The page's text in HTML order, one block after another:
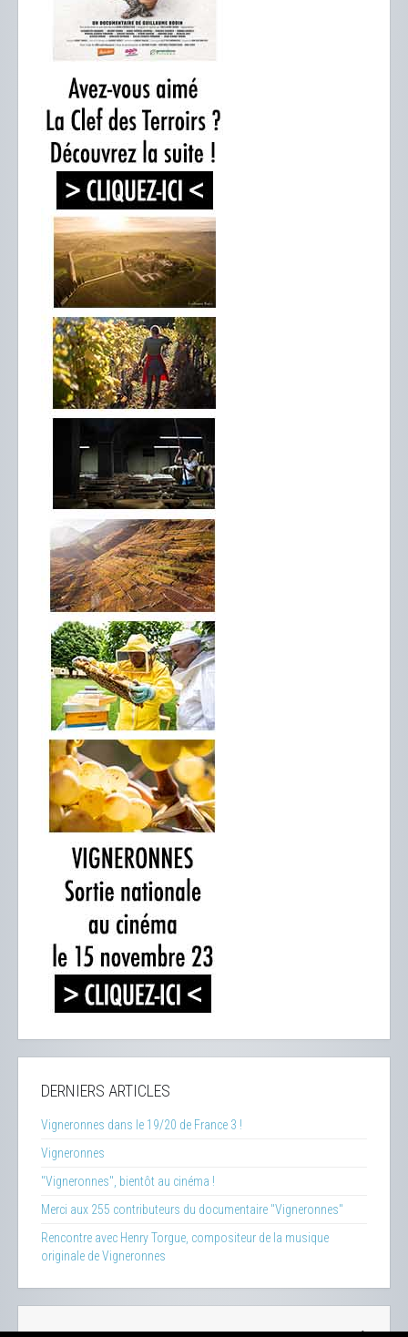
DERNIERS ARTICLES
Vigneronnes dans le 19/20 de France 3 !
Vigneronnes
"Vigneronnes", bientôt au cinéma !
Merci aux 255 contributeurs du documentaire "Vigneronnes"
Rencontre avec Henry Torgue, compositeur de la musique
originale de Vigneronnes